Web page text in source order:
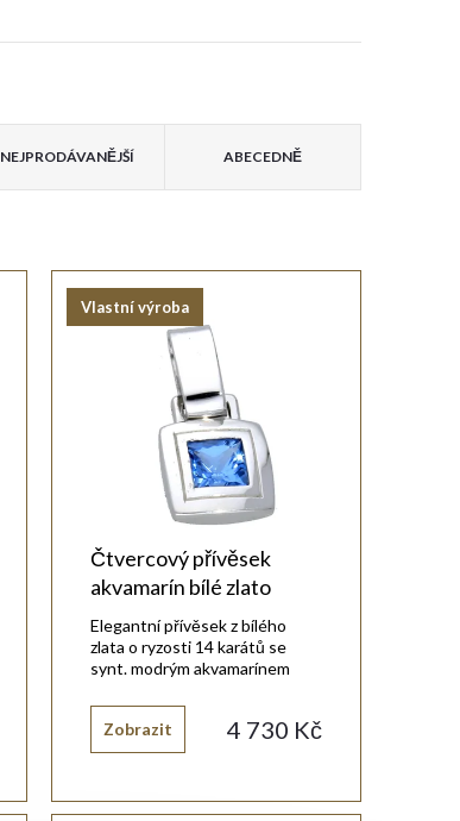
NEJPRODÁVANĚJŠÍ ABECEDNĚ
Vlastní výroba
Čtvercový přívěsek
akvamarín bílé zlato
4 730 Kč
Zobrazit
Elegantní přívěsek z bílého
zlata o ryzosti 14 karátů se
synt. modrým akvamarínem